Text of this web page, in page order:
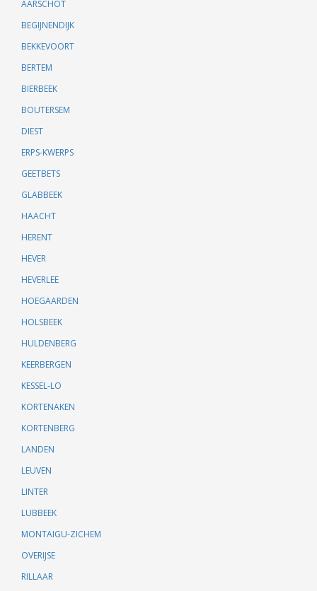
AARSCHOT
BEGIJNENDIJK
BEKKEVOORT
BERTEM
BIERBEEK
BOUTERSEM
DIEST
ERPS-KWERPS
GEETBETS
GLABBEEK
HAACHT
HERENT
HEVER
HEVERLEE
HOEGAARDEN
HOLSBEEK
HULDENBERG
KEERBERGEN
KESSEL-LO
KORTENAKEN
KORTENBERG
LANDEN
LEUVEN
LINTER
LUBBEEK
MONTAIGU-ZICHEM
OVERIJSE
RILLAAR